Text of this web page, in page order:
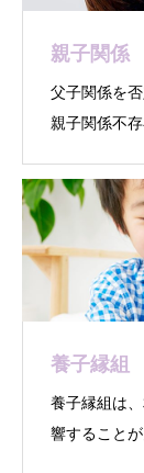
親子関係
父子関係を
親子関係不
養子縁組
養子縁組は
響することが